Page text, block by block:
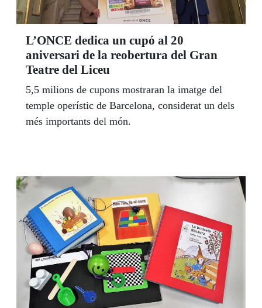
L’ONCE dedica un cupó al 20
aniversari de la reobertura del Gran
Teatre del Liceu
5,5 milions de cupons mostraran la imatge del
temple operístic de Barcelona, considerat un dels
més importants del món.